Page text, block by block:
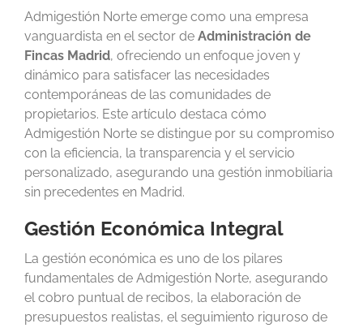
Admigestión Norte emerge como una empresa
vanguardista en el sector de Administración de
Fincas Madrid, ofreciendo un enfoque joven y
dinámico para satisfacer las necesidades
contemporáneas de las comunidades de
propietarios. Este artículo destaca cómo
Admigestión Norte se distingue por su compromiso
con la eficiencia, la transparencia y el servicio
personalizado, asegurando una gestión inmobiliaria
sin precedentes en Madrid.
Gestión Económica Integral
La gestión económica es uno de los pilares
fundamentales de Admigestión Norte, asegurando
el cobro puntual de recibos, la elaboración de
presupuestos realistas, el seguimiento riguroso de